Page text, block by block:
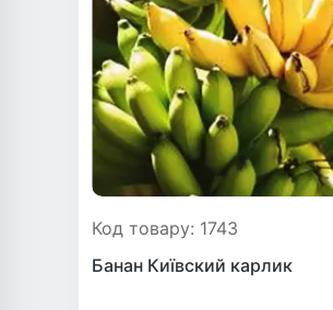
Код товару: 1743
Банан Київский карлик